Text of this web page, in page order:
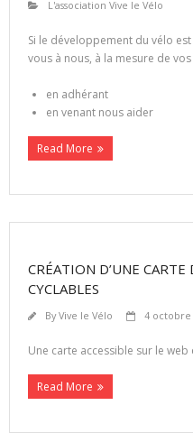
L'association Vive le Vélo
Si le développement du vélo
vous à nous, à la mesure de
en adhérant
en venant nous aider
Read More
CRÉATION D’UNE CARTE
CYCLABLES
ByVive le Vélo 4 octobre
Une carte accessible sur le web
Read More